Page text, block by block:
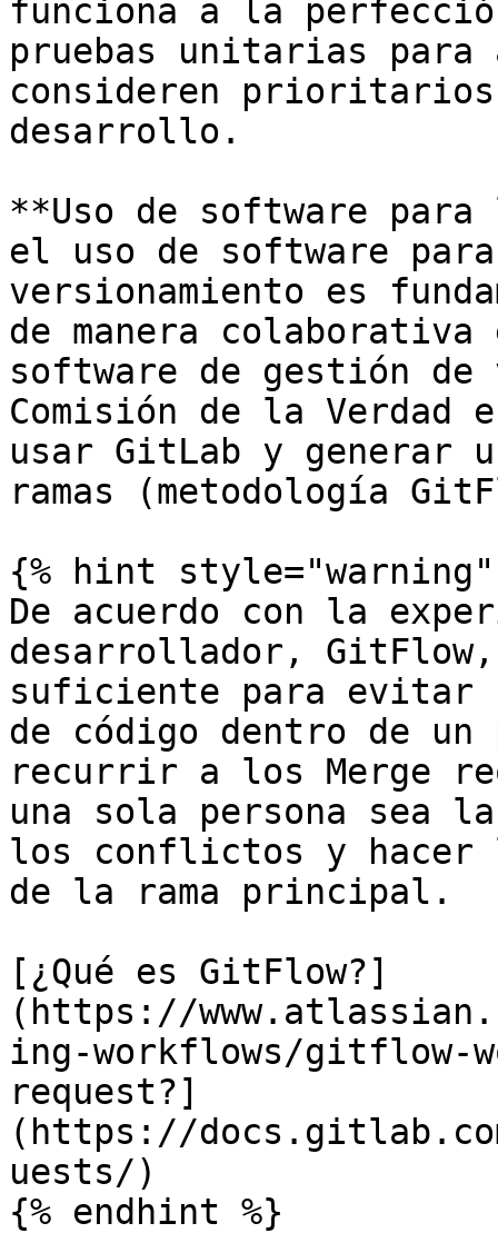
funciona a la
pruebas unitarias para
consideren prioritarios
desarrollo.
**Uso de software
el uso de software
versionamiento es
de manera
software de gestión de
Comisión de la Verdad
usar GitLab y generar
ramas (metodología
{% hint style="warning"
De acuerdo con la
desarrollador,
suficiente para evitar
de código dentro de
recurrir a los Merge
una sola persona sea
los conflictos y hacer
de la rama principal.
[¿Qué es GitFlow?]
(https://
ing-workflows/gitflow-
request?]
(https://
uests/)